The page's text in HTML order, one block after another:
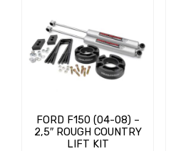
FORD F150 (04-08) –
2,5″ ROUGH COUNTRY
LIFT KIT